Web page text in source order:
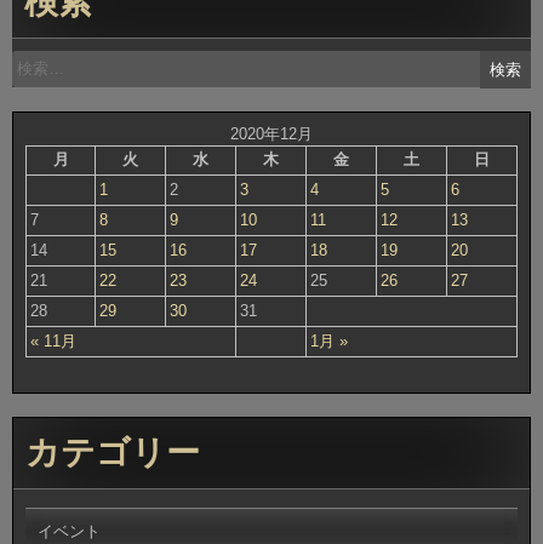
検
索:
2020年12月
月
火 水 木 金 土 日
« 11月 1月 »
1 2 3 4 5
6
7
8 9 10 11 12
13
14
15 16 17 18 19
20
21
22 23 24 25 26
27
28
29 30 31
カテゴリー
イベント